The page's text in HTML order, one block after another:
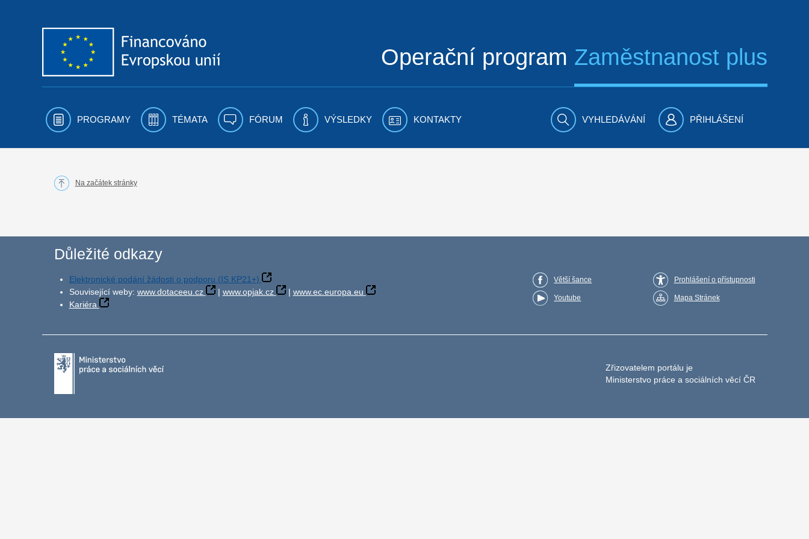
Operační program Zaměstnanost plus
PROGRAMY TÉMATA FÓRUM VÝSLEDKY KONTAKTY VYHLEDÁVÁNÍ PŘIHLÁŠENÍ
Na začátek stránky
Důležité odkazy
Elektronické podání žádosti o podporu (IS KP21+)
Související weby: www.dotaceeu.cz | www.opjak.cz | www.ec.europa.eu
Kariéra
Větší šance
Youtube
Prohlášení o přístupnosti
Mapa Stránek
Zřizovatelem portálu je
Ministerstvo práce a sociálních věcí ČR